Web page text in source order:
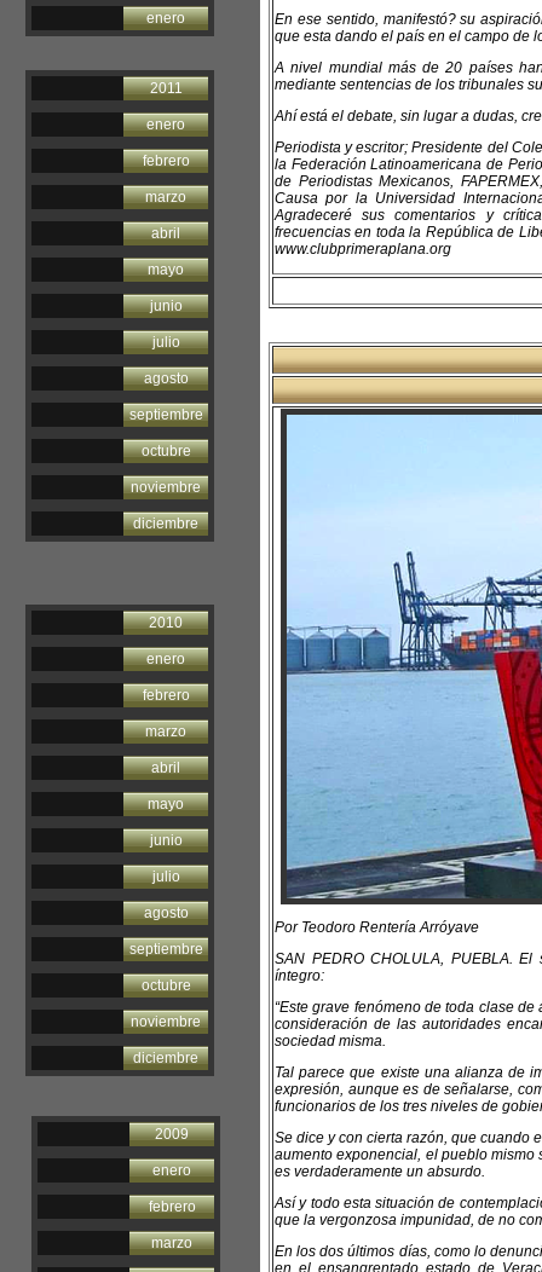
enero
2011
enero
febrero
marzo
abril
mayo
junio
julio
agosto
septiembre
octubre
noviembre
diciembre
2010
enero
febrero
marzo
abril
mayo
junio
julio
agosto
septiembre
octubre
noviembre
diciembre
2009
enero
febrero
marzo
En ese sentido, manifestó? su
que esta dando el país en el campo de
A nivel mundial más de 20 países
mediante sentencias de los tribunales
Ahí está el debate, sin lugar a dudas,
Periodista y escritor; Presidente del
la Federación Latinoamericana de
de Periodistas Mexicanos,
Causa por la Universidad
Agradeceré sus comentarios y
frecuencias en toda la República de
www.clubprimeraplana.org
Por Teodoro Rentería Arróyave
SAN PEDRO CHOLULA, PUEBLA.
íntegro:
“Este grave fenómeno de toda clase
consideración de las autoridades
sociedad misma.
Tal parece que existe una alianza de
expresión, aunque es de señalarse,
funcionarios de los tres niveles de
Se dice y con cierta razón, que cuando
aumento exponencial, el pueblo
es verdaderamente un absurdo.
Así y todo esta situación de
que la vergonzosa impunidad, de no
En los dos últimos días, como lo
en el ensangrentado estado de